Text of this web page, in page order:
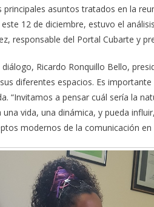
asuntos tratados en la
12 de diciembre, estuvo el
responsable del Portal Cubarte y
Ricardo Ronquillo Bello,
diferentes espacios. Es
“Invitamos a pensar cuál sería la
una vida, una dinámica, y pueda
modernos de la comunicación